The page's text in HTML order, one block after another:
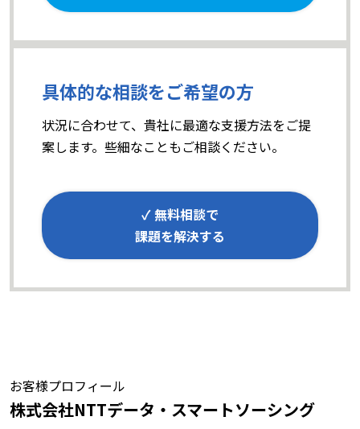
具体的な相談をご希望の方
状況に合わせて、貴社に最適な支援方法をご提
案します。些細なこともご相談ください。
✓ 無料相談で
課題を解決する
お客様プロフィール
株式会社NTTデータ・スマートソーシング